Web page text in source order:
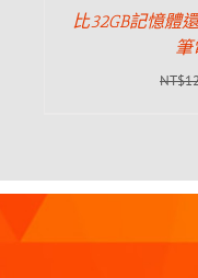
比32GB記憶體
筆
NT$